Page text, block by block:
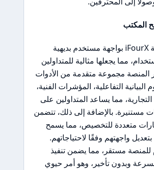
المكتب
تتميز منصة iFourX بواجهة مستخدم بديهية
مما يجعلها مثالية للمتداولين
المنصة مجموعة متقدمة من الأدوات
التفاعلية، المؤشرات الفنية،
مما يساعد المتداولين على
مستنيرة. بالإضافة إلى ذلك، تتضمن
متعددة للتخصيص، مما يسمح
بتعديل واجهتهم وفقًا لاحتياجاتهم.
للمنصة مستقر، مما يضمن تنفيذ
وبدون تأخير، وهو أمر حيوي